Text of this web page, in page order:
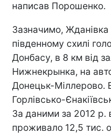
написав Порошенко.
Зазначимо,
південному схилі
Донбасу, в 8 км від
Нижнекрынка, на
Донецьк-Міллерово.
Горлівсько-
За даними за 2012 р.
проживало 12,5 тис.